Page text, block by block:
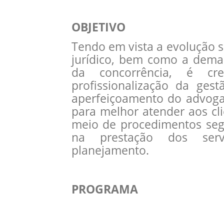
OBJETIVO
Tendo em vista a evolução
jurídico, bem como a
da concorrência, é
profissionalização da
aperfeiçoamento do
para melhor atender aos
meio de procedimentos
na prestação dos
planejamento.
PROGRAMA